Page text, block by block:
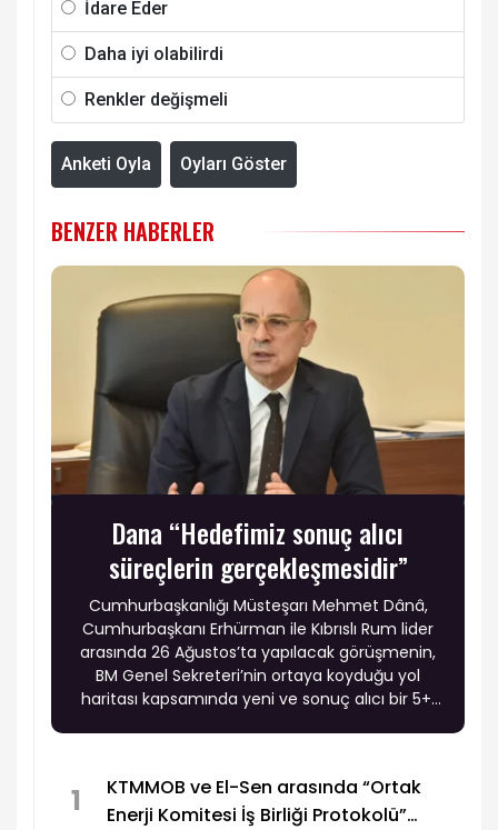
İdare Eder
Daha iyi olabilirdi
Renkler değişmeli
Anketi Oyla Oyları Göster
BENZER HABERLER
Dana “Hedefimiz sonuç alıcı
süreçlerin gerçekleşmesidir”
Cumhurbaşkanlığı Müsteşarı Mehmet Dânâ,
Cumhurbaşkanı Erhürman ile Kıbrıslı Rum lider
arasında 26 Ağustos’ta yapılacak görüşmenin,
BM Genel Sekreteri’nin ortaya koyduğu yol
haritası kapsamında yeni ve sonuç alıcı bir 5+1
1
KTMMOB ve El-Sen arasında “Ortak
Enerji Komitesi İş Birliği Protokolü”